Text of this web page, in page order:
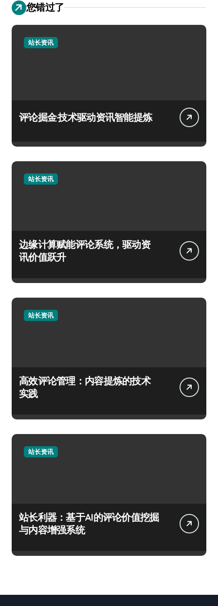
您错过了
站长资讯
评论掘金·技术驱动资讯智能提炼
站长资讯
边缘计算赋能评论系统，驱动资
讯价值跃升
站长资讯
高效评论管理：内容提炼的技术
实践
站长资讯
站长利器：基于AI的评论价值挖掘
与内容增强系统